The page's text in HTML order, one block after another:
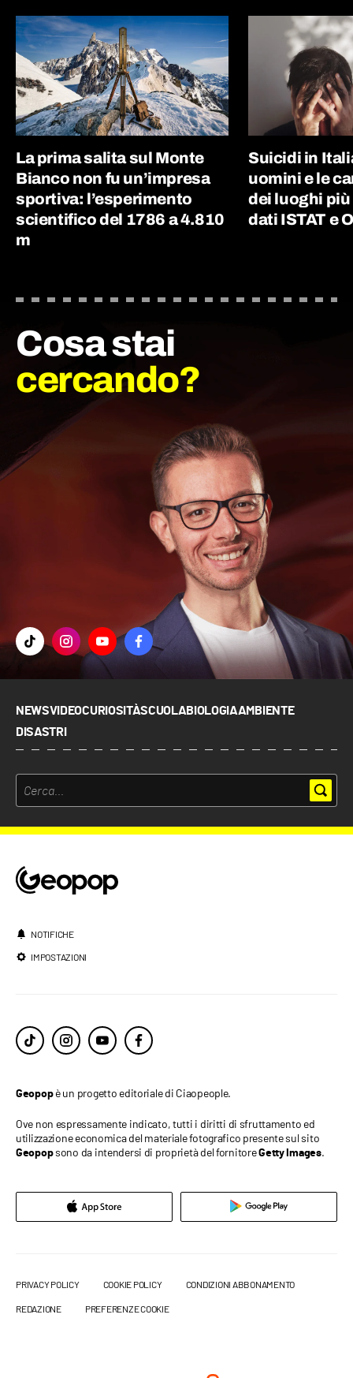
La prima salita sul Monte
Bianco non fu un’impresa
sportiva: l’esperimento
scientifico del 1786 a 4.810
m
Suicidi in
uomini e le
dei luoghi
dati ISTAT e
Cosa stai
cercando?
NEWSVIDEOCURIOSITÀSCUOLABIOLOGIAAMBIENTE
DISASTRI
NOTIFICHE
IMPOSTAZIONI
Geopopè un progetto editoriale di Ciaopeople.
Ove non espressamente indicato, tutti i diritti di sfruttamento ed
utilizzazione economica del materiale fotografico presente sul sito
Geopopsono da intendersi di proprietà del fornitoreGetty Images.
PRIVACY POLICY COOKIE POLICY CONDIZIONI ABBONAMENTO
REDAZIONE PREFERENZE COOKIE